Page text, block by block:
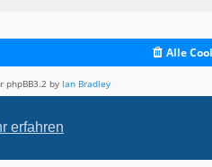
erfahren
Alle
phpBB3.2 by Ian Bradley
© phpBB Limited